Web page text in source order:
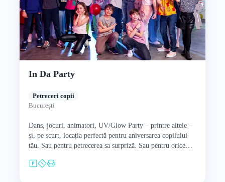
In Da Party
Petreceri copii
București
Dans, jocuri, animatori, UV/Glow Party – printre altele –
și, pe scurt, locația perfectă pentru aniversarea copilului
tău. Sau pentru petrecerea sa surpriză. Sau pentru orice…